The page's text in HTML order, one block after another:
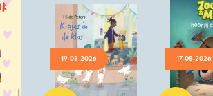
19-08-2026
Hardcover
17-08-2026